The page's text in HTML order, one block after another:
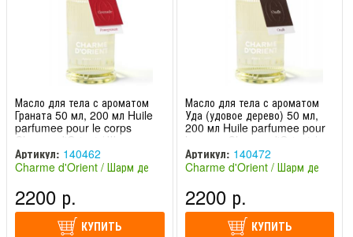
Масло для тела с ароматом
Граната 50 мл, 200 мл Huile
parfumee pour le corps
Charme d'Orient / Шарм де
Ориент
Артикул: 140462
Charme d'Orient / Шарм де
2200 р.
КУПИТЬ
Масло для тела с ароматом
Уда (удовое дерево) 50 мл,
200 мл Huile parfumee pour
le corps Charme d'Orient /
Шарм де Ориент
Артикул: 140472
Charme d'Orient / Шарм де
2200 р.
КУПИТЬ